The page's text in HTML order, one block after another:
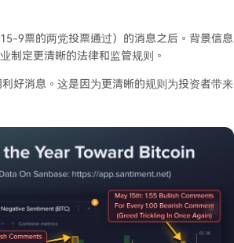
9票的两党投票通过）的消息之后。背景信息
制定更清晰的法律和监管规则。
好消息。这是因为更清晰的规则为投资者带来